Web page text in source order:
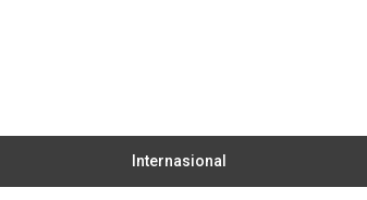
Internasional